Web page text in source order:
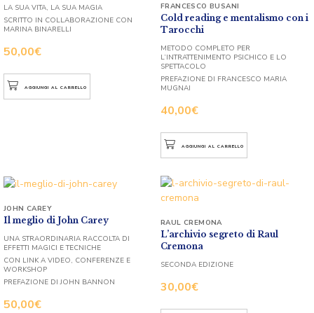
50,00€
LA SUA VITA, LA SUA MAGIA
SCRITTO IN COLLABORAZIONE CON
MARINA BINARELLI
AGGIUNGI AL CARRELLO
Cold reading e mentalismo con i
Tarocchi
40,00€
FRANCESCO BUSANI
METODO COMPLETO PER
L’INTRATTENIMENTO PSICHICO E LO
SPETTACOLO
PREFAZIONE DI FRANCESCO MARIA
MUGNAI
AGGIUNGI AL CARRELLO
Il meglio di John Carey
50,00€
JOHN CAREY
UNA STRAORDINARIA RACCOLTA DI
EFFETTI MAGICI E TECNICHE
CON LINK A VIDEO, CONFERENZE E
WORKSHOP
PREFAZIONE DI JOHN BANNON
L’archivio segreto di Raul
Cremona
30,00€
RAUL CREMONA
SECONDA EDIZIONE